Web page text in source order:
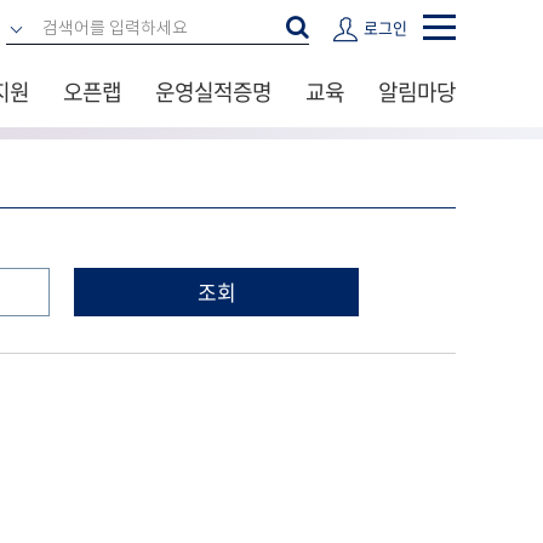
로그인
원 오픈랩 운영실적증명 교육 알림마당